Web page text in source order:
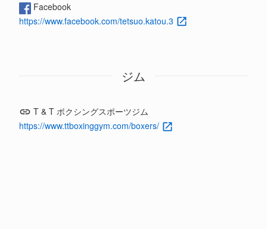
Facebook
https://www.facebook.com/tetsuo.katou.3
ジム
T & T ボクシングスポーツジム
https://www.ttboxinggym.com/boxers/